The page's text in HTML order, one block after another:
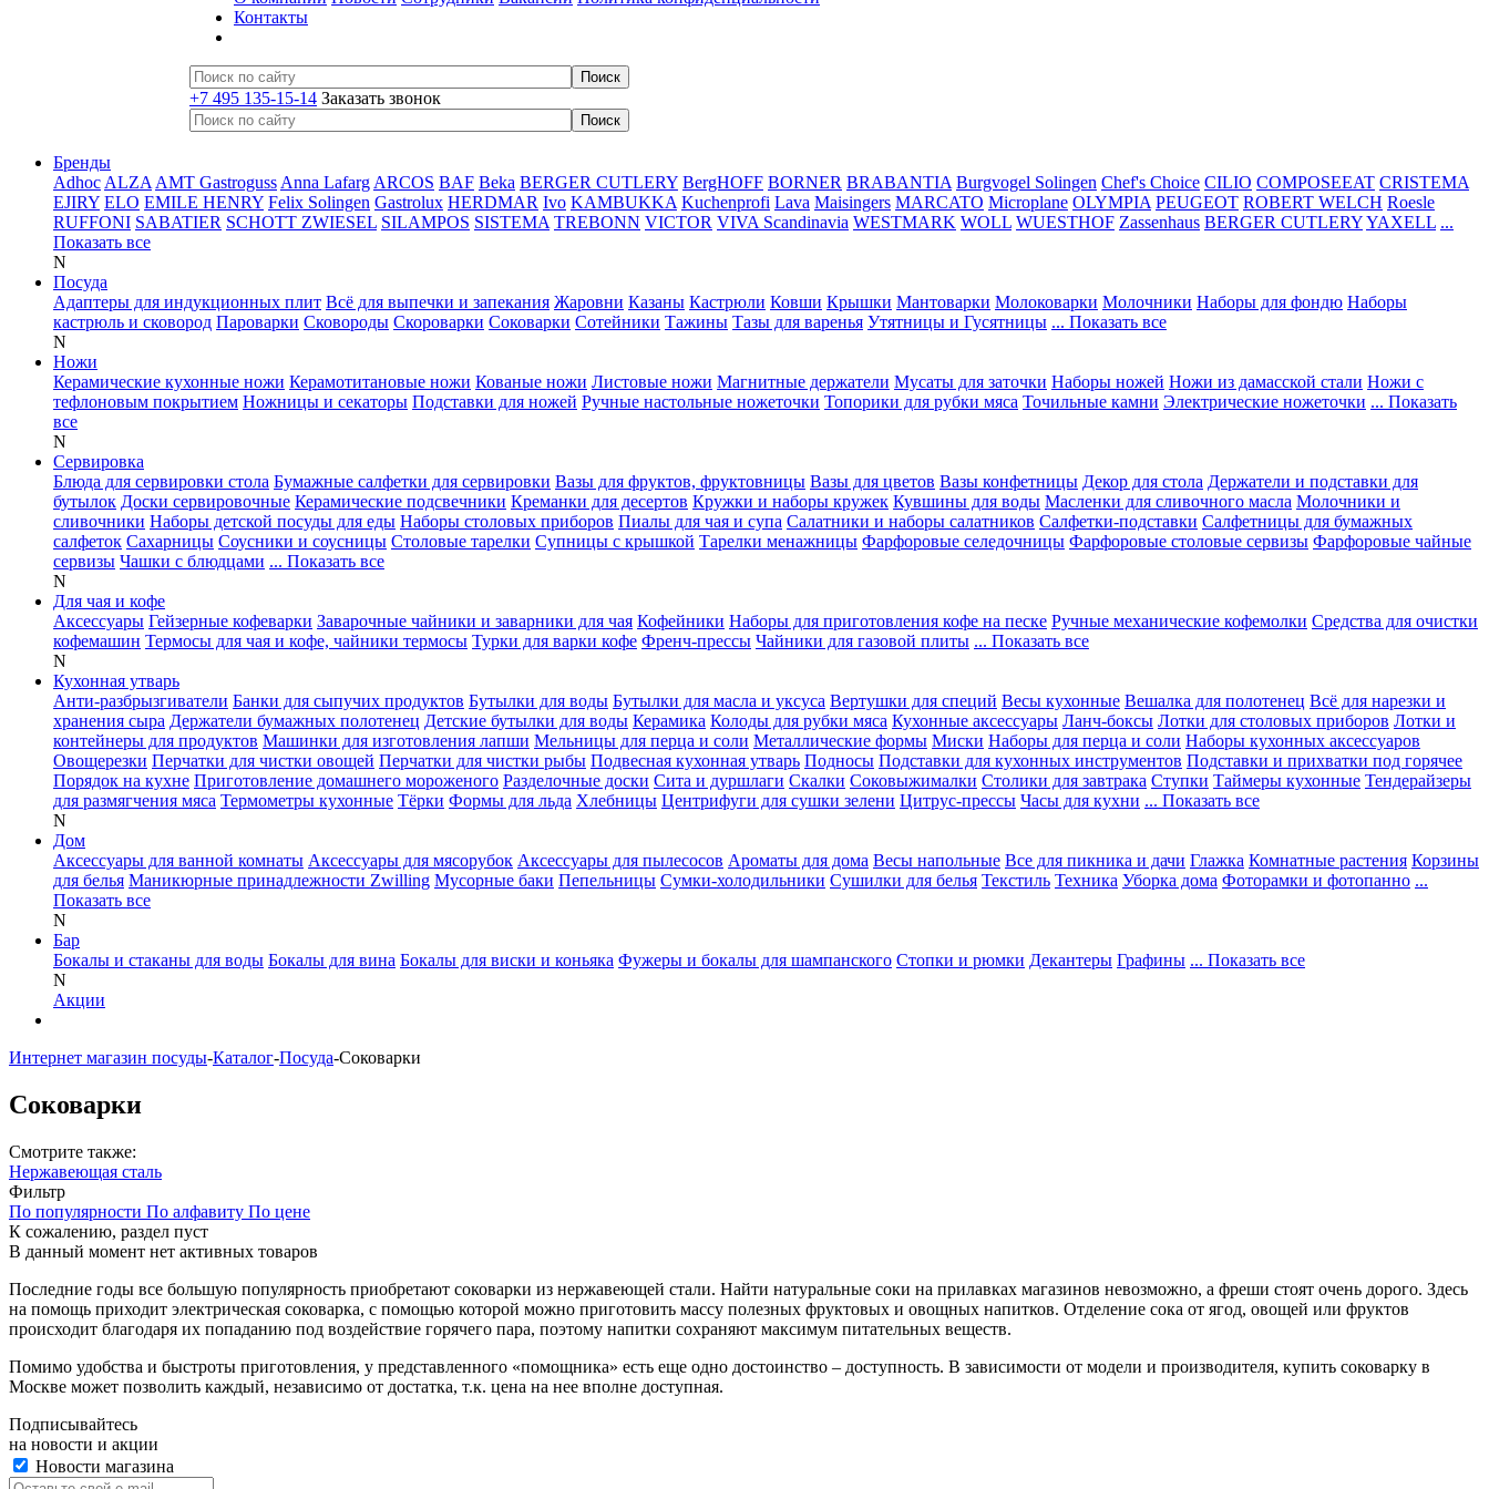
Контакты
+7 495 135-15-14 Заказать звонок
Бренды
Adhoc ALZA AMT Gastroguss Anna Lafarg ARCOS BAF Beka BERGER CUTLERY BergHOFF BORNER BRABANTIA Burgvogel Solingen Chef's Choice CILIO COMPOSEEAT CRISTEMA
EJIRY ELO EMILE HENRY Felix Solingen Gastrolux HERDMAR Ivo KAMBUKKA Kuchenprofi Lava Maisingers MARCATO Microplane OLYMPIA PEUGEOT ROBERT WELCH Roesle
RUFFONI SABATIER SCHOTT ZWIESEL SILAMPOS SISTEMA TREBONN VICTOR VIVA Scandinavia WESTMARK WOLL WUESTHOF Zassenhaus BERGER CUTLERYYAXELL ...
Показать все
N
Посуда
Адаптеры для индукционных плит Всё для выпечки и запекания Жаровни Казаны Кастрюли Ковши Крышки Мантоварки Молоковарки Молочники Наборы для фондю Наборы
кастрюль и сковород Пароварки Сковороды Скороварки Соковарки Сотейники Тажины Тазы для варенья Утятницы и Гусятницы ... Показать все
N
Ножи
Керамические кухонные ножи Керамотитановые ножи Кованые ножи Листовые ножи Магнитные держатели Мусаты для заточки Наборы ножей Ножи из дамасской стали Ножи с
тефлоновым покрытием Ножницы и секаторы Подставки для ножей Ручные настольные ножеточки Топорики для рубки мяса Точильные камни Электрические ножеточки ... Показать
все
N
Сервировка
Блюда для сервировки стола Бумажные салфетки для сервировки Вазы для фруктов, фруктовницы Вазы для цветов Вазы конфетницы Декор для стола Держатели и подставки для
бутылок Доски сервировочные Керамические подсвечники Креманки для десертов Кружки и наборы кружек Кувшины для воды Масленки для сливочного масла Молочники и
сливочники Наборы детской посуды для еды Наборы столовых приборов Пиалы для чая и супа Салатники и наборы салатников Салфетки-подставки Салфетницы для бумажных
салфеток Сахарницы Соусники и соусницы Столовые тарелки Супницы с крышкой Тарелки менажницы Фарфоровые селедочницы Фарфоровые столовые сервизы Фарфоровые чайные
сервизы Чашки с блюдцами ... Показать все
N
Для чая и кофе
Аксессуары Гейзерные кофеварки Заварочные чайники и заварники для чая Кофейники Наборы для приготовления кофе на песке Ручные механические кофемолки Средства для очистки
кофемашин Термосы для чая и кофе, чайники термосы Турки для варки кофе Френч-прессы Чайники для газовой плиты ... Показать все
N
Кухонная утварь
Анти-разбрызгиватели Банки для сыпучих продуктов Бутылки для воды Бутылки для масла и уксуса Вертушки для специй Весы кухонные Вешалка для полотенец Всё для нарезки и
хранения сыра Держатели бумажных полотенец Детские бутылки для воды Керамика Колоды для рубки мяса Кухонные аксессуары Ланч-боксы Лотки для столовых приборов Лотки и
контейнеры для продуктов Машинки для изготовления лапши Мельницы для перца и соли Металлические формы Миски Наборы для перца и соли Наборы кухонных аксессуаров
Овощерезки Перчатки для чистки овощей Перчатки для чистки рыбы Подвесная кухонная утварь Подносы Подставки для кухонных инструментов Подставки и прихватки под горячее
Порядок на кухне Приготовление домашнего мороженого Разделочные доски Сита и дуршлаги Скалки Соковыжималки Столики для завтрака Ступки Таймеры кухонные Тендерайзеры
для размягчения мяса Термометры кухонные Тёрки Формы для льда Хлебницы Центрифуги для сушки зелени Цитрус-прессы Часы для кухни ... Показать все
N
Дом
Аксессуары для ванной комнаты Аксессуары для мясорубок Аксессуары для пылесосов Ароматы для дома Весы напольные Все для пикника и дачи Глажка Комнатные растения Корзины
для белья Маникюрные принадлежности Zwilling Мусорные баки Пепельницы Сумки-холодильники Сушилки для белья Текстиль Техника Уборка дома Фоторамки и фотопанно ...
Показать все
N
Бар
Бокалы и стаканы для воды Бокалы для вина Бокалы для виски и коньяка Фужеры и бокалы для шампанского Стопки и рюмки Декантеры Графины ... Показать все
N
Акции
Интернет магазин посуды-Каталог-Посуда-Соковарки
Соковарки
Смотрите также:
Нержавеющая сталь
Фильтр
По популярности По алфавиту По цене
К сожалению, раздел пуст
В данный момент нет активных товаров
Последние годы все большую популярность приобретают соковарки из нержавеющей стали. Найти натуральные соки на прилавках магазинов невозможно, а фреши стоят очень дорого. Здесь
на помощь приходит электрическая соковарка, с помощью которой можно приготовить массу полезных фруктовых и овощных напитков. Отделение сока от ягод, овощей или фруктов
происходит благодаря их попаданию под воздействие горячего пара, поэтому напитки сохраняют максимум питательных веществ.
Помимо удобства и быстроты приготовления, у представленного «помощника» есть еще одно достоинство – доступность. В зависимости от модели и производителя, купить соковарку в
Москве может позволить каждый, независимо от достатка, т.к. цена на нее вполне доступная.
Подписывайтесь
на новости и акции
Новости магазина